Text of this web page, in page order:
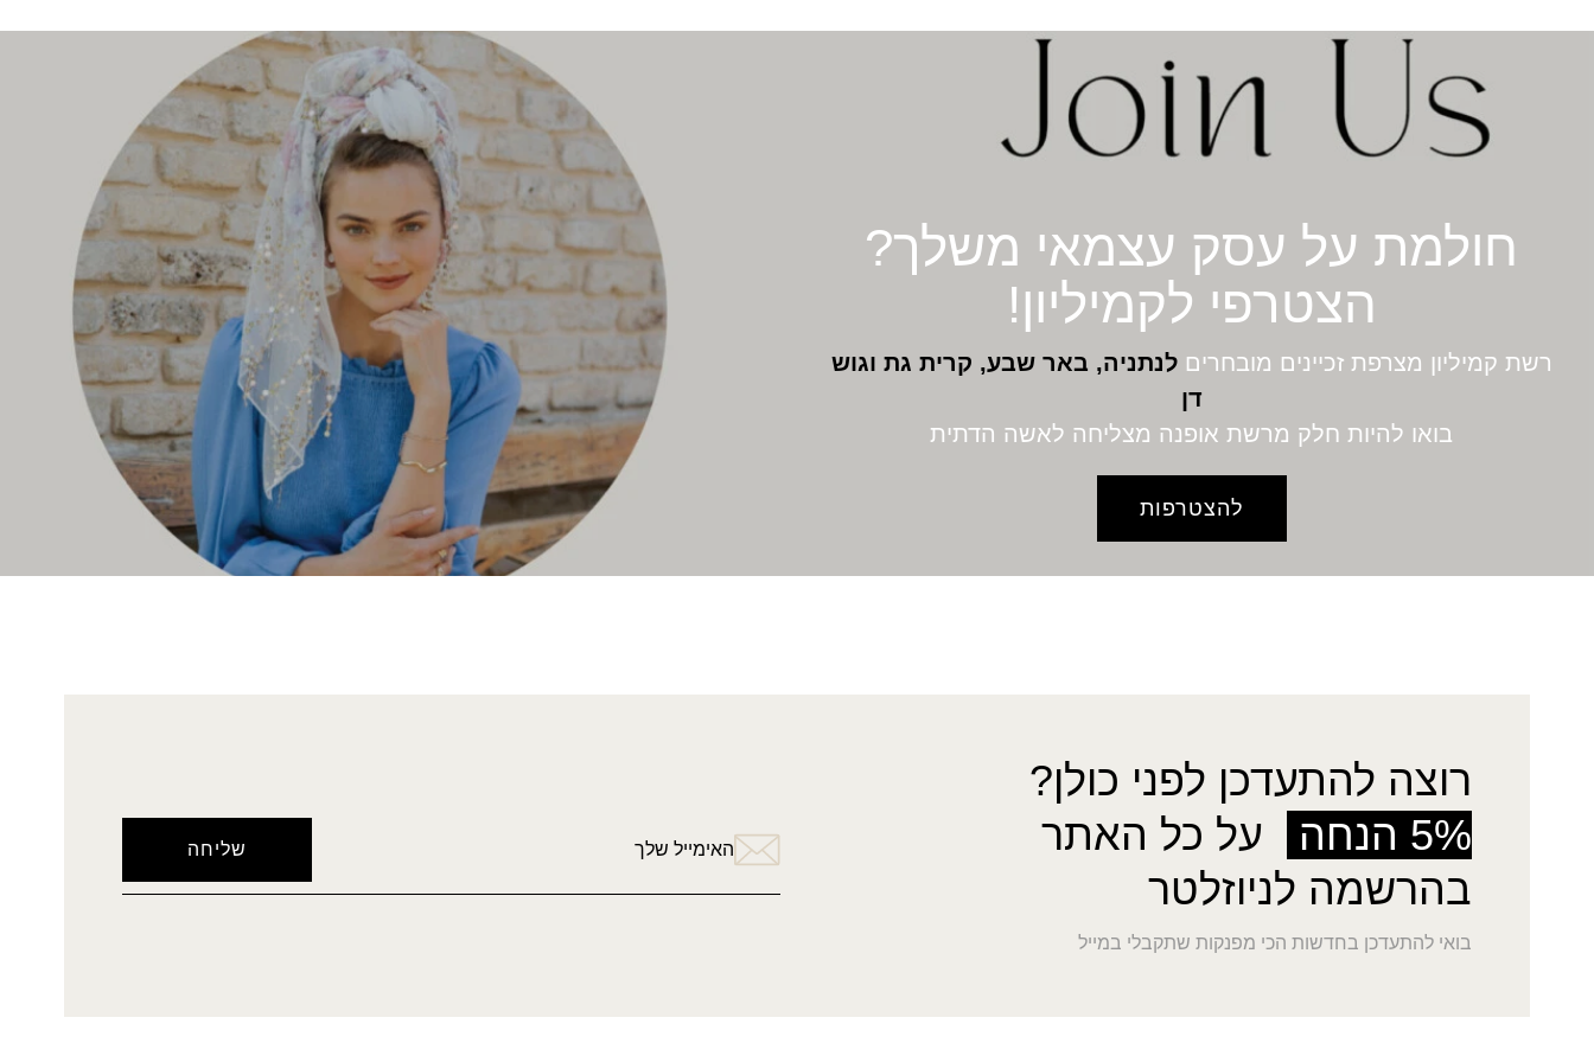
חולמת על עסק עצמאי משלך?
הצטרפי לקמיליון!
רשת קמיליון מצרפת זכיינים מובחריםלנתניה, באר שבע, קרית גת וגוש
דן
בואו להיות חלק מרשת אופנה מצליחה לאשה הדתית
להצטרפות
רוצה להתעדכן לפני כולן?
5% הנחה
על כל האתר
בהרשמה לניוזלטר
בואי להתעדכן בחדשות הכי מפנקות שתקבלי במייל
האימייל שלך